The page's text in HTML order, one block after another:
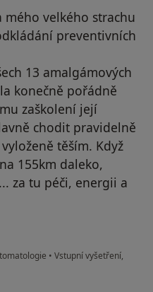
velkého strachu
preventivních
13 amalgámových
konečně pořádně
zaškolení její
chodit pravidelně
těším. Když
155km daleko,
za tu péči, energii a
• Vstupní vyšetření,